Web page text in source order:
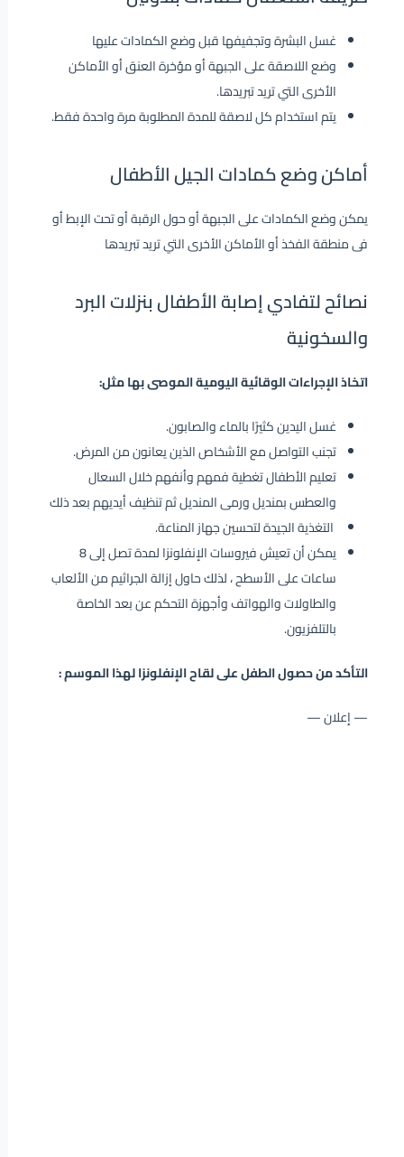
غسل البشرة وتجفيفها قبل وضع الكمادات عليها
وضع اللاصقة على الجبهة أو مؤخرة العنق أو الأماكن
الأخرى التي تريد تبريدها.
يتم استخدام كل لاصقة للمدة المطلوبة مرة واحدة فقط.
أماكن وضع كمادات الجيل الأطفال
يمكن وضع الكمادات على الجبهة أو حول الرقبةأو تحت الإبط أو
فى منطقة الفخذأو الأماكن الأخرى التي تريد تبريدها
نصائح لتفادي إصابة الأطفال بنزلات البرد
والسخونية
اتخاذ الإجراءات الوقائية اليومية الموصى بها مثل:
غسل اليدين كثيرًا بالماء والصابون.
تجنب التواصل مع الأشخاص الذين يعانون من المرض.
تعليم الأطفال تغطية فمهم وأنفهم خلال السعال
والعطس بمنديل ورمى المنديل ثم تنظيف أيديهم بعد ذلك
التغذية الجيدة لتحسين جهاز المناعة.
يمكن أن تعيش فيروسات الإنفلونزا لمدة تصل إلى 8
ساعات على الأسطح ، لذلك حاول إزالة الجراثيم من الألعاب
والطاولات والهواتف وأجهزة التحكم عن بعد الخاصة
بالتلفزيون.
التأكد من حصول الطفل على لقاحالإنفلونزالهذا الموسم :
— إعلان —